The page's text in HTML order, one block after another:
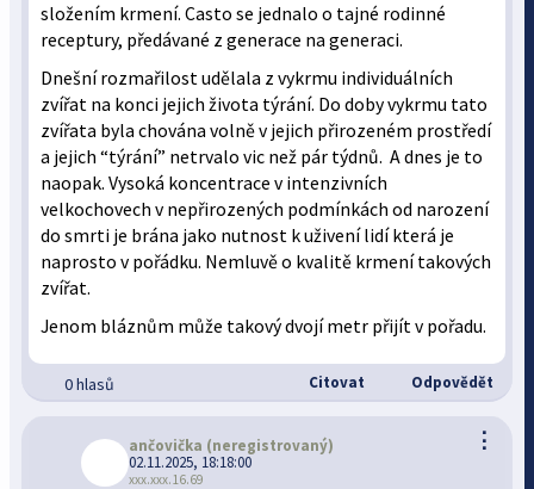
složením krmení. Casto se jednalo o tajné rodinné
receptury, předávané z generace na generaci.
Dnešní rozmařilost udělala z vykrmu individuálních
zvířat na konci jejich života týrání. Do doby vykrmu tato
zvířata byla chována volně v jejich přirozeném prostředí
a jejich “týrání” netrvalo vic než pár týdnů. A dnes je to
naopak. Vysoká koncentrace v intenzivních
velkochovech v nepřirozených podmínkách od narození
do smrti je brána jako nutnost k uživení lidí která je
naprosto v pořádku. Nemluvě o kvalitě krmení takových
zvířat.
Jenom bláznům může takový dvojí metr přijít v pořadu.
0 hlasů Citovat Odpovědět
⋮
ančovička (neregistrovaný)
02.11.2025, 18:18:00
xxx.xxx.16.69